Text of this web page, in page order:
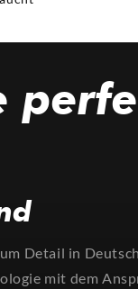
Detail in
mit dem